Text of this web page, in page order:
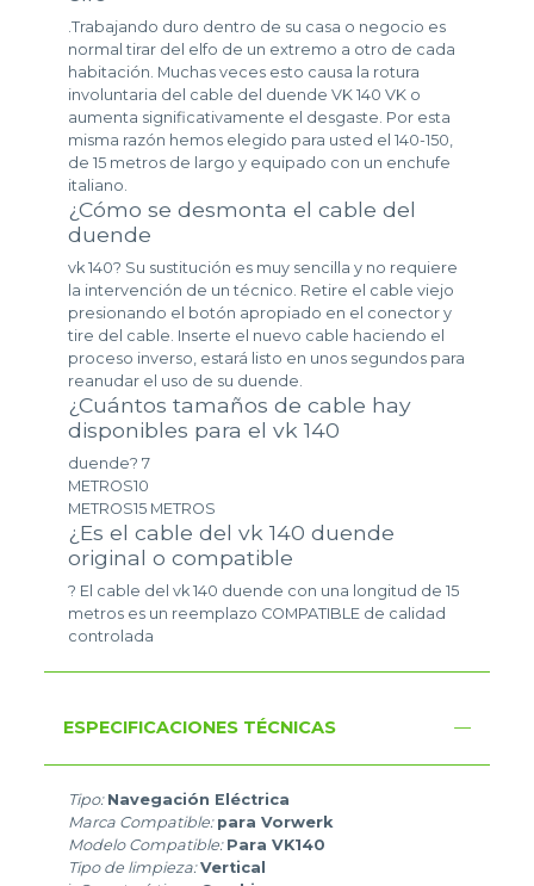
.Trabajando duro dentro de su casa o negocio es
normal tirar del elfo de un extremo a otro de cada
habitación. Muchas veces esto causa la rotura
involuntaria del cable del duende VK 140 VK o
aumenta significativamente el desgaste. Por esta
misma razón hemos elegido para usted el 140-150,
de 15 metros de largo y equipado con un enchufe
italiano.
¿Cómo se desmonta el cable del
duende
vk 140? Su sustitución es muy sencilla y no requiere
la intervención de un técnico. Retire el cable viejo
presionando el botón apropiado en el conector y
tire del cable. Inserte el nuevo cable haciendo el
proceso inverso, estará listo en unos segundos para
reanudar el uso de su duende.
¿Cuántos tamaños de cable hay
disponibles para el vk 140
duende? 7
METROS10
METROS15 METROS
¿Es el cable del vk 140 duende
original o compatible
? El cable del vk 140 duende con una longitud de 15
metros es un reemplazo COMPATIBLE de calidad
controlada
ESPECIFICACIONES TÉCNICAS
Tipo: Navegación Eléctrica
Marca Compatible: para Vorwerk
Modelo Compatible: Para VK140
Tipo de limpieza: Vertical